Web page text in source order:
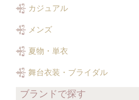
カジュアル
メンズ
夏物・単衣
舞台衣装・ブライダル
ブランドで探す